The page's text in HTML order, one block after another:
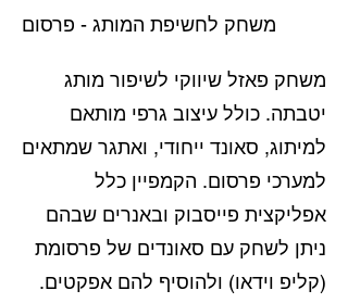
משחק לחשיפת המותג - פרסום
משחק פאזל שיווקי לשיפור מותג
יטבתה. כולל עיצוב גרפי מותאם
למיתוג, סאונד ייחודי, ואתגר שמתאים
למערכי פרסום. הקמפיין כלל
אפליקצית פייסבוק ובאנרים שבהם
ניתן לשחק עם סאונדים של פרסומת
(קליפ וידאו) ולהוסיף להם אפקטים.